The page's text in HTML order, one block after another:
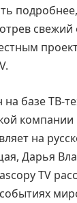
свежий
базе ТВ-
компании
на
Дарья
TV